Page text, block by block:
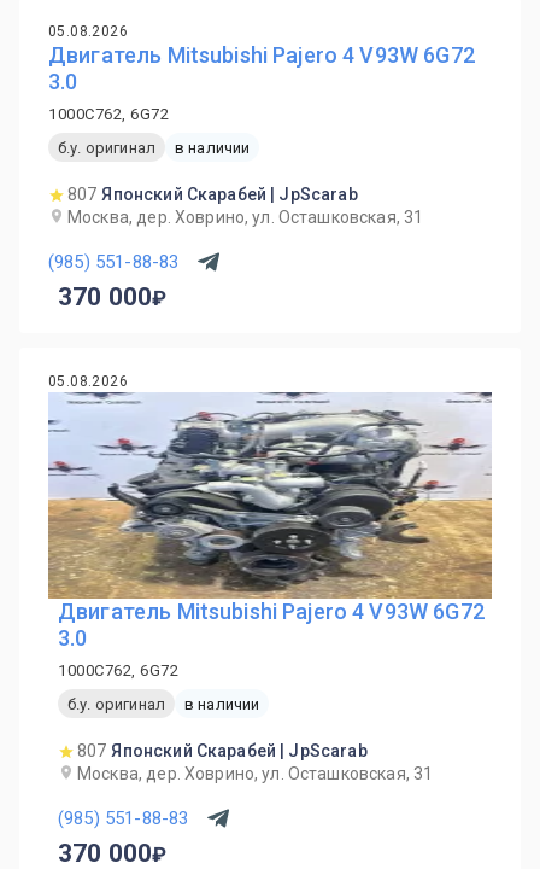
05.08.2026
Двигатель Mitsubishi Pajero 4 V93W 6G72
3.0
1000C762, 6G72
б.у. оригинал
в наличии
807 Японский Скарабей | JpScarab
Москва, дер. Ховрино, ул. Осташковская, 31
(985) 551-88-83
370 000
05.08.2026
Двигатель Mitsubishi Pajero 4 V93W 6G72
3.0
1000C762, 6G72
б.у. оригинал
в наличии
807 Японский Скарабей | JpScarab
Москва, дер. Ховрино, ул. Осташковская, 31
(985) 551-88-83
370 000